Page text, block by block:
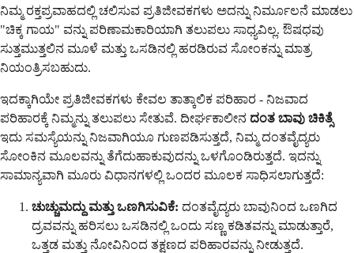
ನಿಮ್ಮ ರಕ್ತಪ್ರವಾಹದಲ್ಲಿ ಚಲಿಸುವ ಪ್ರತಿಜೀವಕಗಳು ಅದನ್ನು ನಿರ್ಮೂಲನೆ ಮಾಡಲು
"ಚಿಕ್ಕ ಗಾಯ" ವನ್ನು ಪರಿಣಾಮಕಾರಿಯಾಗಿ ತಲುಪಲು ಸಾಧ್ಯವಿಲ್ಲ. ಔಷಧವು
ಸುತ್ತಮುತ್ತಲಿನ ಮೂಳೆ ಮತ್ತು ಒಸಡಿನಲ್ಲಿ ಹರಡಿರುವ ಸೋಂಕನ್ನು ಮಾತ್ರ
ನಿಯಂತ್ರಿಸಬಹುದು.
ಇದಕ್ಕಾಗಿಯೇ ಪ್ರತಿಜೀವಕಗಳು ಕೇವಲ ತಾತ್ಕಾಲಿಕ ಪರಿಹಾರ - ನಿಜವಾದ
ಪರಿಹಾರಕ್ಕೆ ನಿಮ್ಮನ್ನು ತಲುಪಲು ಸೇತುವೆ. ದೀರ್ಘಕಾಲೀನ ದಂತ ಬಾವು ಚಿಕಿತ್ಸೆ
ಇದು ಸಮಸ್ಯೆಯನ್ನು ನಿಜವಾಗಿಯೂ ಗುಣಪಡಿಸುತ್ತದೆ, ನಿಮ್ಮ ದಂತವೈದ್ಯರು
ಸೋಂಕಿನ ಮೂಲವನ್ನು ತೆಗೆದುಹಾಕುವುದನ್ನು ಒಳಗೊಂಡಿರುತ್ತದೆ. ಇದನ್ನು
ಸಾಮಾನ್ಯವಾಗಿ ಮೂರು ವಿಧಾನಗಳಲ್ಲಿ ಒಂದರ ಮೂಲಕ ಸಾಧಿಸಲಾಗುತ್ತದೆ:
ಚುಚ್ಚುಮದ್ದು ಮತ್ತು ಒಣಗಿಸುವಿಕೆ: ದಂತವೈದ್ಯರು ಬಾವುನಿಂದ ಒಣಗಿದ
ದ್ರವವನ್ನು ಹರಿಸಲು ಒಸಡಿನಲ್ಲಿ ಒಂದು ಸಣ್ಣ ಕಡಿತವನ್ನು ಮಾಡುತ್ತಾರೆ,
ಒತ್ತಡ ಮತ್ತು ನೋವಿನಿಂದ ತಕ್ಷಣದ ಪರಿಹಾರವನ್ನು ನೀಡುತ್ತದೆ.